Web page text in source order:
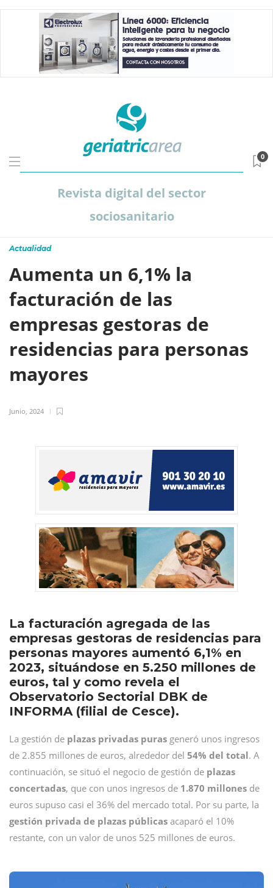
Revista digital del sector
sociosanitario
0
Actualidad
Aumenta un 6,1% la
facturación de las
empresas gestoras de
residencias para personas
mayores
Junio, 2024
La facturación agregada de las
empresas gestoras de residencias para
personas mayores aumentó 6,1% en
2023, situándose en 5.250 millones de
euros, tal y como revela el
Observatorio Sectorial DBK de
INFORMA (filial de Cesce).
La gestión de plazas privadas puras generó unos ingresos
de 2.855 millones de euros, alrededor del 54% del total. A
continuación, se situó el negocio de gestión de plazas
concertadas, que con unos ingresos de 1.870 millones de
euros supuso casi el 36% del mercado total. Por su parte, la
gestión privada de plazas públicas acaparó el 10%
restante, con un valor de unos 525 millones de euros.